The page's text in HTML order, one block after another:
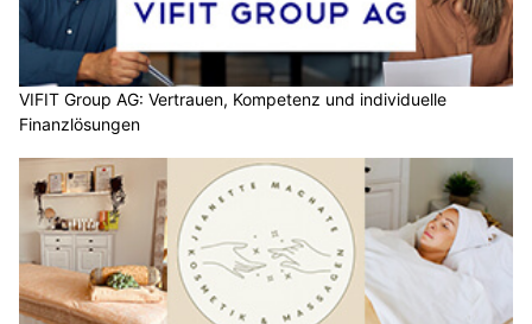
VIFIT Group AG: Vertrauen, Kompetenz und individuelle
Finanzlösungen